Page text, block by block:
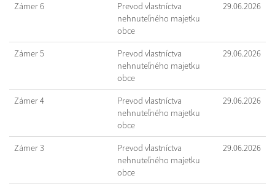
Zámer 6
Prevod vlastníctva
nehnuteľného majetku
obce
29.06.2026
Zámer 5
Prevod vlastníctva
nehnuteľného majetku
obce
29.06.2026
Zámer 4
Prevod vlastníctva
nehnuteľného majetku
obce
29.06.2026
Zámer 3
Prevod vlastníctva
nehnuteľného majetku
obce
29.06.2026